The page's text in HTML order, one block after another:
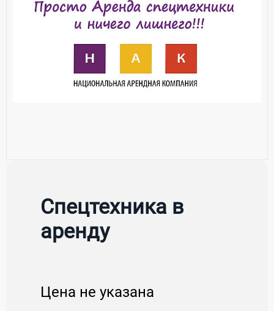
Спецтехника в
аренду
Цена не указана